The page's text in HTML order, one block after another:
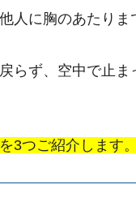
人に胸のあたり
らず、空中で止
3つご紹介します